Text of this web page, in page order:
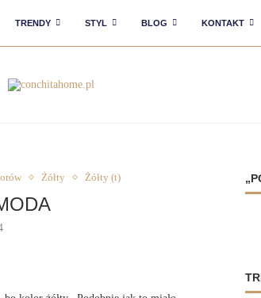
TRENDY STYL BLOG KONTAKT
Żółty Żółty (t)